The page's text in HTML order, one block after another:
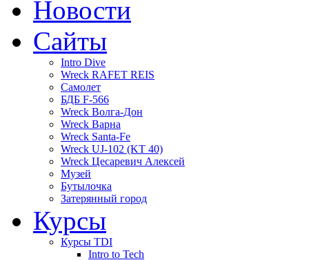
Новости
Сайты
Intro Dive
Wreck RAFET REIS
Самолет
БДБ F-566
Wreck Волга-Дон
Wreck Варна
Wreck Santa-Fe
Wreck UJ-102 (KT 40)
Wreck Цесаревич Алексей
Музей
Бутылочка
Затерянный город
Курсы
Курсы TDI
Intro to Tech